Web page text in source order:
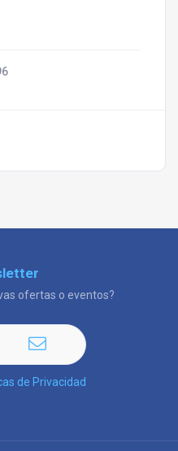
ofertas o eventos?
de Privacidad